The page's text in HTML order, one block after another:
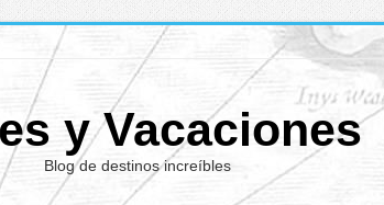
y Vacaciones
Blog de destinos increíbles